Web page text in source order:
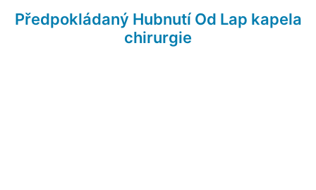
Předpokládaný Hubnutí Od Lap kapela
chirurgie